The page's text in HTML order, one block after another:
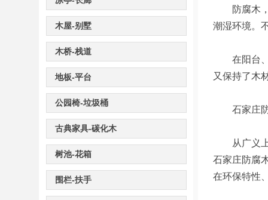
木屋-别墅
木桥-栈道
地板-平台
公园椅-垃圾桶
古典家具-碳化木
树池-花箱
围栏-扶手
防腐木，
潮湿环境。
在阳台、
又保持了木
石家庄防
从广义上
石家庄防腐
在环保特性